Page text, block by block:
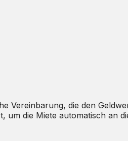
Vereinbarung, die den
um die Miete automatisch an